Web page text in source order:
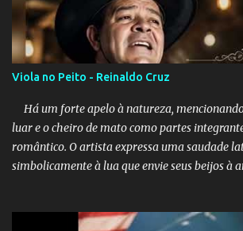
Viola no Peito - Reinaldo Cruz
Há um forte apelo à natureza,
luar e o cheiro de mato como partes
romântico. O artista expressa uma saudade
simbolicamente à lua que envie seus beijos
destino. Reinaldo Cruz enfatiza que seu